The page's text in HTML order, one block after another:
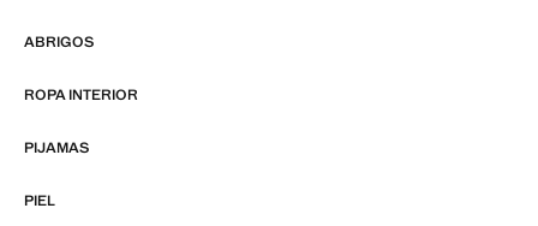
ABRIGOS
ROPA INTERIOR
PIJAMAS
PIEL